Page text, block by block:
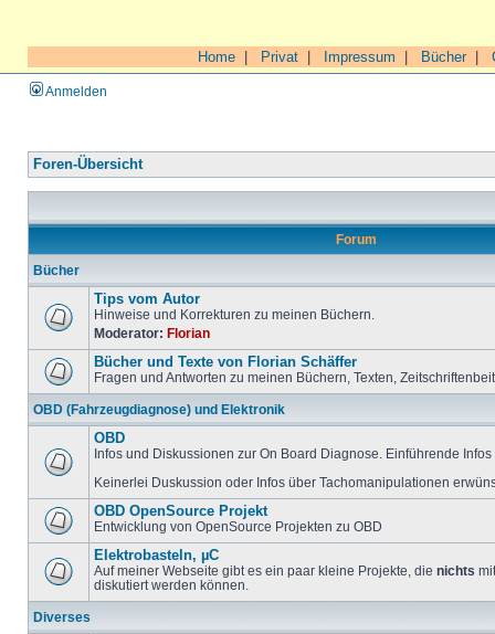
Home Privat Impressum Bücher|
Anmelden
Foren-Übersicht
Forum
Bücher
Tips vom Autor
Hinweise und Korrekturen zu meinen Büchern.
Moderator: Florian
Bücher und Texte von Florian Schäffer
Fragen und Antworten zu meinen Büchern, Texten,
OBD (Fahrzeugdiagnose) und Elektronik
OBD
Infos und Diskussionen zur On Board Diagnose. Einführende
Keinerlei Duskussion oder Infos über Tachomanipulationen
OBD OpenSource Projekt
Entwicklung von OpenSource Projekten zu OBD
Elektrobasteln, µC
Auf meiner Webseite gibt es ein paar kleine Projekte, die nichts
diskutiert werden können.
Diverses